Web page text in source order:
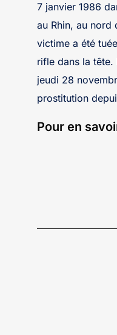
7 janvier 1986
au Rhin, au nord
victime a été
rifle dans la tête.
jeudi 28
prostitution
Pour en